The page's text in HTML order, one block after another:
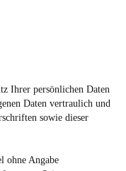
Ihrer persönlichen Daten
Daten vertraulich und
sowie dieser
ohne Angabe